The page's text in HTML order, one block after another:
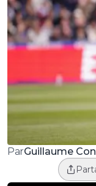
ParGuillaume